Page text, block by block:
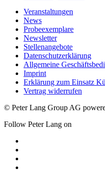
Veranstaltungen
News
Probeexemplare
Newsletter
Stellenangebote
Datenschutzerklärung
Allgemeine
Imprint
Erklärung zum Einsatz
Vertrag widerrufen
© Peter Lang Group AG
Follow Peter Lang on